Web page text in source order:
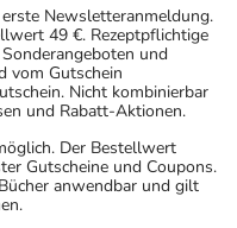
Newsletteranmeldung.
49 €. Rezeptpflichtige
und
vom Gutschein
Nicht kombinierbar
und Rabatt-Aktionen.
Der Bestellwert
Gutscheine und Coupons.
anwendbar und gilt